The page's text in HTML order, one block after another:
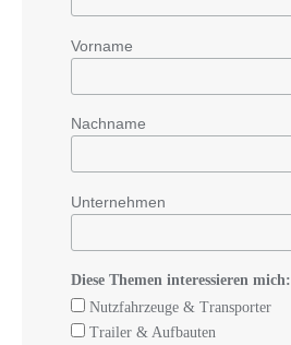
Vorname
Nachname
Unternehmen
Diese Themen interessieren mich:
Nutzfahrzeuge & Transporter
Trailer & Aufbauten